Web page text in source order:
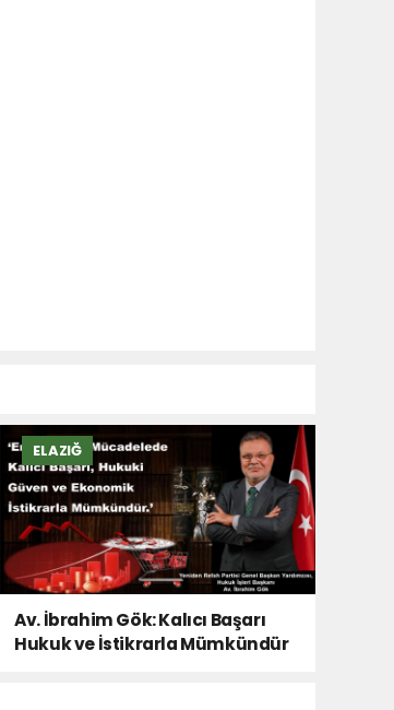
ELAZIĞ
Av. İbrahim Gök: Kalıcı Başarı
Hukuk ve İstikrarla Mümkündür